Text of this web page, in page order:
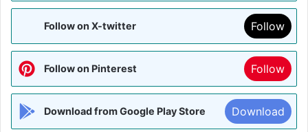
Follow on X-twitter Follow
Follow on Pinterest Follow
Download from Google Play Store Download